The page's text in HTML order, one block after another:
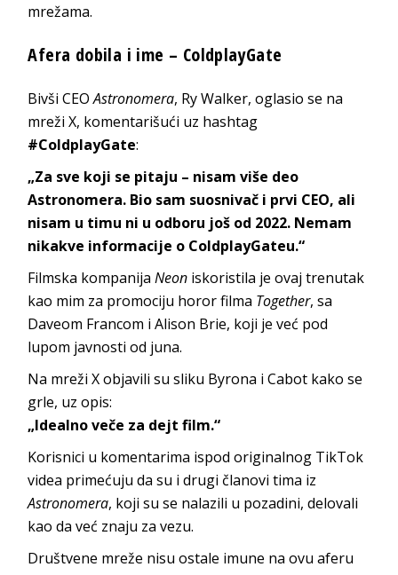
mrežama.
Afera dobila i ime – ColdplayGate
Bivši CEOAstronomera, Ry Walker, oglasio se na
mreži X, komentarišući uz hashtag
#ColdplayGate:
„Za sve koji se pitaju – nisam više deo
Astronomera. Bio sam suosnivač i prvi CEO, ali
nisam u timu ni u odboru još od 2022. Nemam
nikakve informacije o ColdplayGateu.“
Filmska kompanijaNeon iskoristila je ovaj trenutak
kao mim za promociju horor filma Together, sa
Daveom Francom i Alison Brie, koji je već pod
lupom javnosti od juna.
Na mreži X objavili su sliku Byrona i Cabot kako se
grle, uz opis:
„Idealno veče za dejt film.“
Korisnici u komentarima ispod originalnog TikTok
videa primećuju da su i drugi članovi tima iz
Astronomera, koji su se nalazili u pozadini, delovali
kao da već znaju za vezu.
Društvene mreže nisu ostale imune na ovu aferu